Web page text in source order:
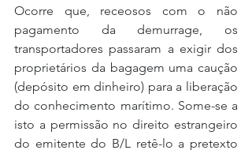
Ocorre que, receosos com o não
pagamento da demurrage, os
transportadores passaram a exigir dos
proprietários da bagagem uma caução
(depósito em dinheiro) para a liberação
do conhecimento marítimo. Some-se a
isto a permissão no direito estrangeiro
do emitente do B/L retê-lo a pretexto